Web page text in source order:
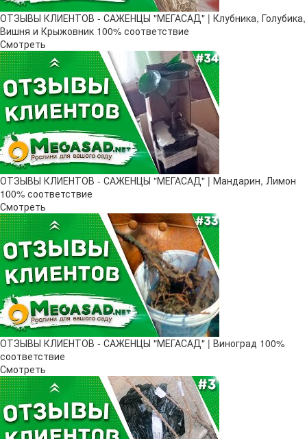
ОТЗЫВЫ КЛИЕНТОВ - САЖЕНЦЫ "МЕГАСАД" | Клубника, Голубика,
Вишня и Крыжовник 100% соответствие
Смотреть
ОТЗЫВЫ КЛИЕНТОВ - САЖЕНЦЫ "МЕГАСАД" | Мандарин, Лимон
100% соответствие
Смотреть
ОТЗЫВЫ КЛИЕНТОВ - САЖЕНЦЫ "МЕГАСАД" | Виноград 100%
соответствие
Смотреть